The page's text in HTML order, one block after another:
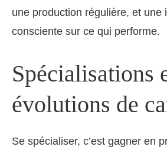
une production régulière, et une
consciente sur ce qui performe.
Spécialisations
évolutions de
Se spécialiser, c’est gagner en